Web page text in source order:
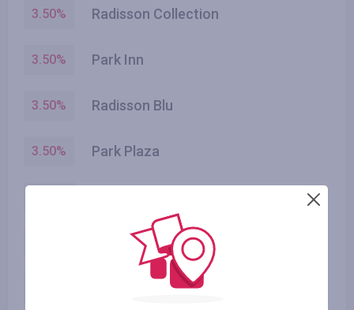
3.50% Radisson Collection
3.50% Park Inn
3.50% Radisson Blu
3.50% Park Plaza
Edwardian Hotels